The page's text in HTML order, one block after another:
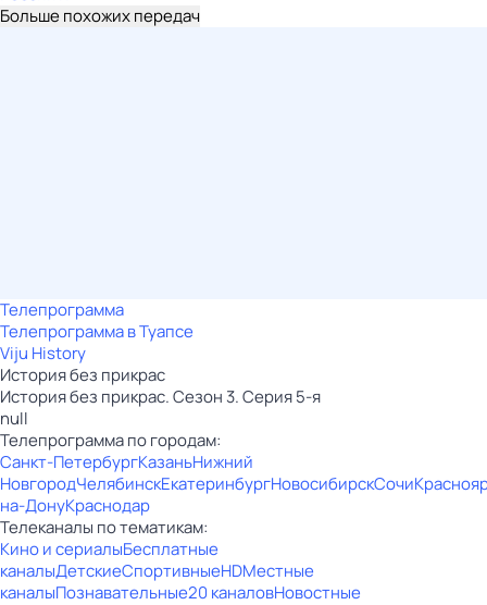
Больше похожих передач
Телепрограмма
Телепрограмма в Туапсе
Viju History
История без прикрас
История без прикрас. Сезон 3. Серия 5-я
null
Телепрограмма по городам:
Санкт-ПетербургКазаньНижний
НовгородЧелябинскЕкатеринбургНовосибирскСочи
на-ДонуКраснодар
Телеканалы по тематикам:
Кино и сериалыБесплатные
каналыДетскиеСпортивныеHDМестные
каналыПознавательные20 каналовНовостные